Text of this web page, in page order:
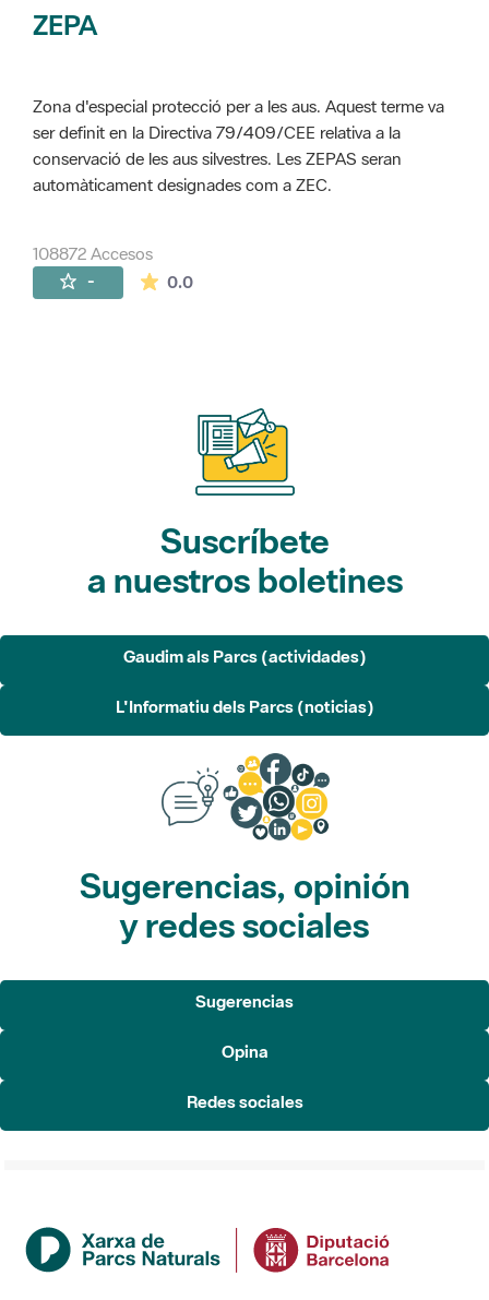
ZEPA
Zona d'especial protecció per a les aus. Aquest terme va
ser definit en la Directiva 79/409/CEE relativa a la
conservació de les aus silvestres. Les ZEPAS seran
automàticament designades com a ZEC.
108872 Accesos
- 0.0La valoración media es de 0 estrellas de
Suscríbete
a nuestros boletines
Gaudim als Parcs (actividades)
L'Informatiu dels Parcs (noticias)
Sugerencias, opinión
y redes sociales
Sugerencias
Opina
Redes sociales